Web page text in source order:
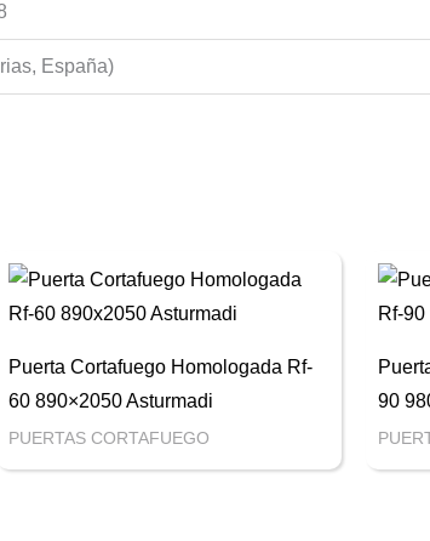
España)
Puerta Cortafuego Homologada Rf-
60 890×2050 Asturmadi
PUERTAS CORTAFUEGO
90